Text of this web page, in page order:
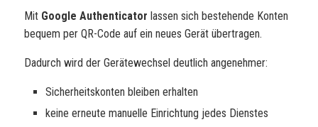
Mit Google Authenticator lassen sich bestehende Konten
bequem per QR-Code auf ein neues Gerät übertragen.
Dadurch wird der Gerätewechsel deutlich angenehmer:
Sicherheitskonten bleiben erhalten
keine erneute manuelle Einrichtung jedes Dienstes